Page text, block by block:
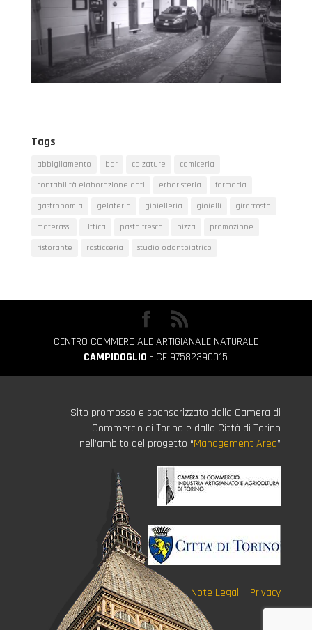
Tags
abbigliamento bar calzature
camiceria
contabilità elaborazione dati
erboristeria
farmacia
gastronomia
gelateria gioielleria gioielli
girarrosto
materassi
Ottica pasta fresca pizza
promozione
ristorante
rosticceria studio odontoiatrico
CENTRO COMMERCIALE ARTIGIANALE NATURALE
CAMPIDOGLIO - CF 97582390015
Sito promosso e sponsorizzato dalla Camera di
Commercio di Torino e dalla Città di Torino
nell’ambito del progetto “Management Area”
Note Legali - Privacy